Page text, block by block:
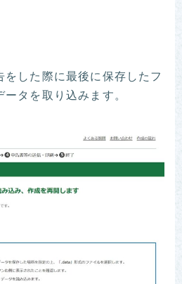
をした際に最後に保存したフ
タを取り込みます。